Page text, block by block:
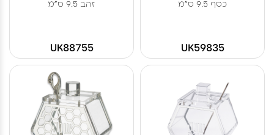
כסף 9.5 ס"מ
UK59835
זהב 9.5 ס"מ
UK88755